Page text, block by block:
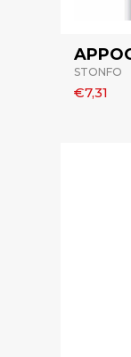
STONFO
€7,31